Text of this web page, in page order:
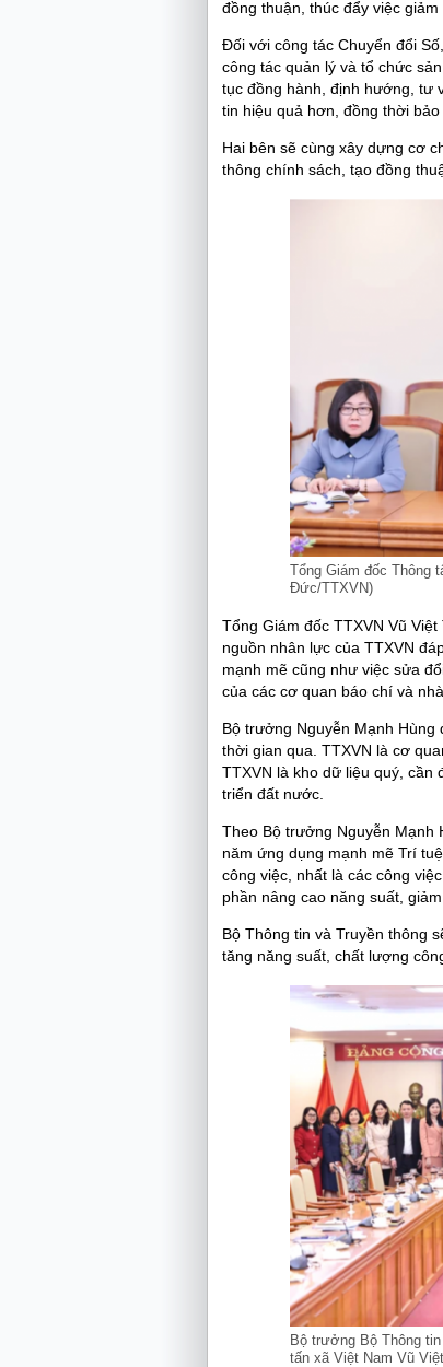
đồng thuận, thúc đẩy việc
Đối với công tác Chuyển đổi
công tác quản lý và tổ chức
tục đồng hành, định hướng, tư
tin hiệu quả hơn, đồng thời
Hai bên sẽ cùng xây dựng cơ
thông chính sách, tạo đồng
Tổng Giám đốc Thông
Đức/TTXVN)
Tổng Giám đốc TTXVN Vũ
nguồn nhân lực của TTXVN
mạnh mẽ cũng như việc sửa
của các cơ quan báo chí và
Bộ trưởng Nguyễn Mạnh
thời gian qua. TTXVN là cơ
TTXVN là kho dữ liệu quý, cần
triển đất nước.
Theo Bộ trưởng Nguyễn Mạnh
năm ứng dụng mạnh mẽ Trí
công việc, nhất là các công
phần nâng cao năng suất,
Bộ Thông tin và Truyền thông
tăng năng suất, chất lượng
Bộ trưởng Bộ Thông
tấn xã Việt Nam Vũ